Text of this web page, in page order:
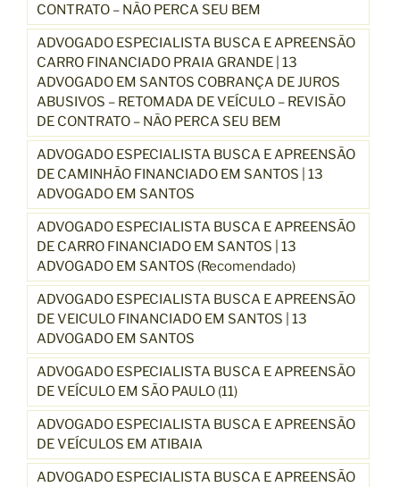
CONTRATO – NÃO PERCA SEU BEM
ADVOGADO ESPECIALISTA BUSCA E APREENSÃO
CARRO FINANCIADO PRAIA GRANDE | 13
ADVOGADO EM SANTOS COBRANÇA DE JUROS
ABUSIVOS – RETOMADA DE VEÍCULO – REVISÃO
DE CONTRATO – NÃO PERCA SEU BEM
ADVOGADO ESPECIALISTA BUSCA E APREENSÃO
DE CAMINHÃO FINANCIADO EM SANTOS | 13
ADVOGADO EM SANTOS
ADVOGADO ESPECIALISTA BUSCA E APREENSÃO
DE CARRO FINANCIADO EM SANTOS | 13
ADVOGADO EM SANTOS (Recomendado)
ADVOGADO ESPECIALISTA BUSCA E APREENSÃO
DE VEICULO FINANCIADO EM SANTOS | 13
ADVOGADO EM SANTOS
ADVOGADO ESPECIALISTA BUSCA E APREENSÃO
DE VEÍCULO EM SÃO PAULO (11)
ADVOGADO ESPECIALISTA BUSCA E APREENSÃO
DE VEÍCULOS EM ATIBAIA
ADVOGADO ESPECIALISTA BUSCA E APREENSÃO